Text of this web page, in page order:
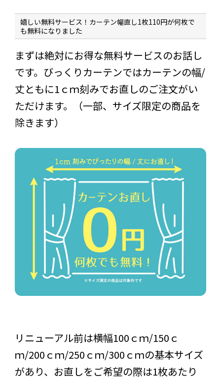
嬉しい無料サービス！カーテン幅直し1枚110円が何枚で
も無料になりました
まずは絶対にお得な無料サービスのお話し
です。びっくりカーテンではカーテンの幅/
丈ともに1ｃｍ刻みでお直しのご注文がい
ただけます。（一部、サイズ限定の商品を
除きます）
リニューアル前は横幅100ｃｍ/150ｃ
ｍ/200ｃｍ/250ｃｍ/300ｃｍの基本サイズ
があり、お直しをご希望の際は1枚あたり